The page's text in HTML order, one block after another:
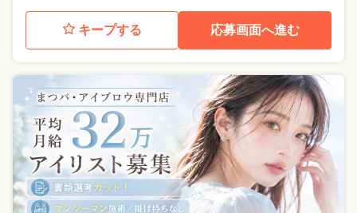
キープする 応募画面へ進む